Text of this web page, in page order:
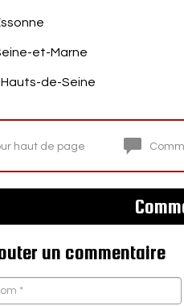
et-Marne
Hauts-de-Seine
haut de page
un commentaire